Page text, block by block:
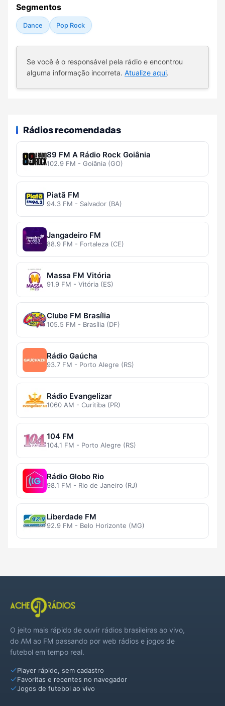
Segmentos
Dance Pop Rock
Se você é o responsável pela rádio e encontrou
alguma informação incorreta. Atualize aqui.
Rádios recomendadas
89 FM A Rádio Rock Goiânia
102.9 FM - Goiânia (GO)
Piatã FM
94.3 FM - Salvador (BA)
Jangadeiro FM
88.9 FM - Fortaleza (CE)
Massa FM Vitória
91.9 FM - Vitória (ES)
Clube FM Brasília
105.5 FM - Brasília (DF)
Rádio Gaúcha
93.7 FM - Porto Alegre (RS)
Rádio Evangelizar
1060 AM - Curitiba (PR)
104 FM
104.1 FM - Porto Alegre (RS)
Rádio Globo Rio
98.1 FM - Rio de Janeiro (RJ)
Liberdade FM
92.9 FM - Belo Horizonte (MG)
O jeito mais rápido de ouvir rádios brasileiras ao vivo,
do AM ao FM passando por web rádios e jogos de
futebol em tempo real.
Player rápido, sem cadastro
Favoritas e recentes no navegador
Jogos de futebol ao vivo